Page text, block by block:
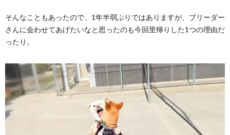
そんなこともあったので、1年半弱ぶりではありますが、ブリーダー
さんに会わせてあげたいなと思ったのも今回里帰りした1つの理由だ
ったり。